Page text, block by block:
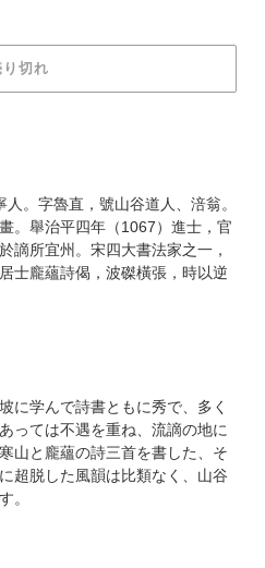
り切れ
。字魯直，號山谷道人、涪翁。
。舉治平四年（1067）進士，官
謫所宜州。宋四大書法家之一，
士龐蘊詩偈，波磔橫張，時以逆
に学んで詩書ともに秀で、多く
っては不遇を重ね、流謫の地に
山と龐蘊の詩三首を書した、そ
超脱した風韻は比類なく、山谷
。